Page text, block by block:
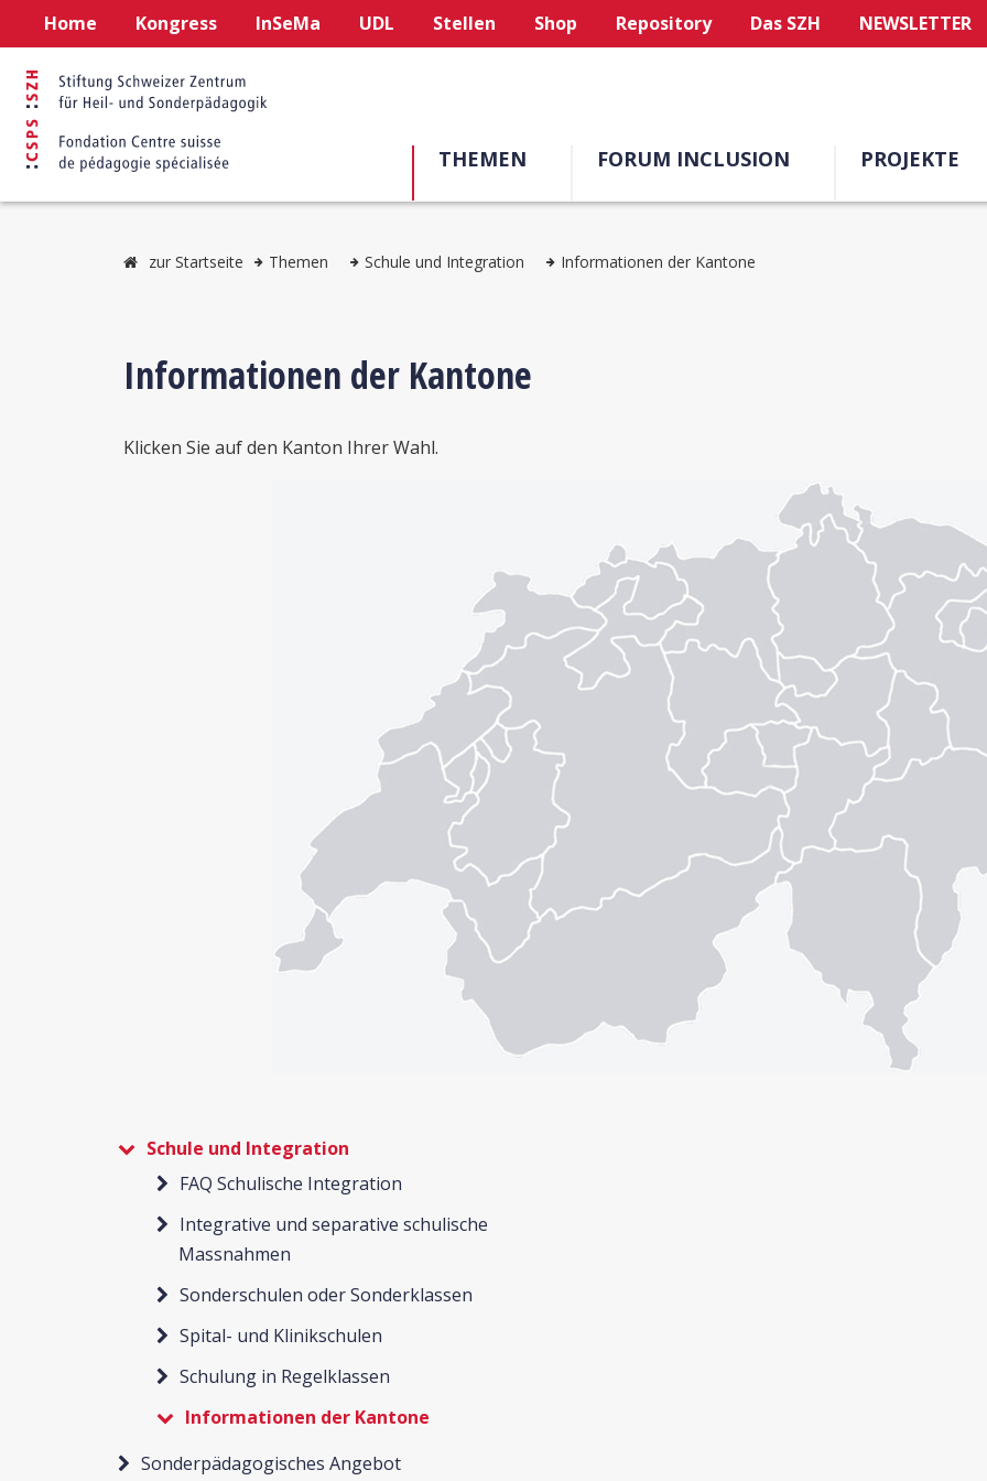
Home Kongress InSeMa UDL Stellen Shop Repository Das SZH NEWSLETTER
THEMEN FORUM INCLUSION PROJEKTE
zur Startseite Themen Schule und Integration Informationen der Kantone
Informationen der Kantone
Klicken Sie auf den Kanton Ihrer Wahl.
Schule und Integration
FAQ Schulische Integration
Integrative und separative schulische
Massnahmen
Sonderschulen oder Sonderklassen
Spital- und Klinikschulen
Schulung in Regelklassen
Informationen der Kantone
Sonderpädagogisches Angebot